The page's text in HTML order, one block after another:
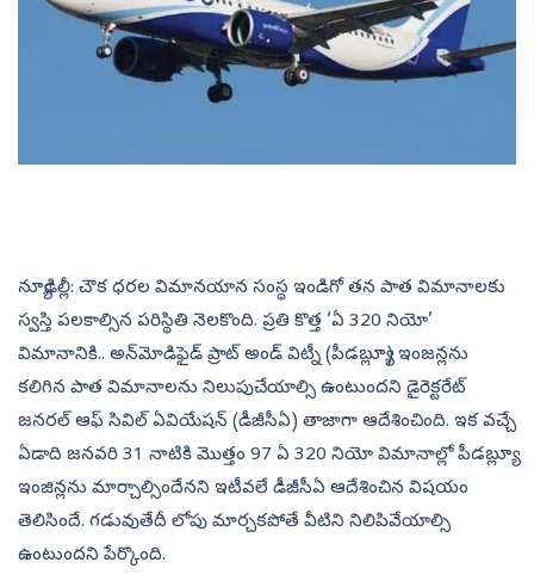
న్యూఢిల్లీ: చౌక ధరల విమానయాన సంస్థ ఇండిగో తన పాత విమానాలకు
స్వస్తి పలకాల్సిన పరిస్థితి నెలకొంది. ప్రతి కొత్త ‘ఏ 320 నియో’
విమానానికి.. అన్‌మోడిఫైడ్‌ ప్రాట్‌ అండ్‌ విట్నీ (పీడబ్ల్యూ) ఇంజన్లను
కలిగిన పాత విమానాలను నిలుపుచేయాల్సి ఉంటుందని డైరెక్టరేట్‌
జనరల్‌ ఆఫ్‌ సివిల్‌ ఏవియేషన్‌ (డీజీసీఏ) తాజాగా ఆదేశించింది. ఇక వచ్చే
ఏడాది జనవరి 31 నాటికి మొత్తం 97 ఏ 320 నియో విమానాల్లో పీడబ్ల్యూ
ఇంజిన్లను మార్చాల్సిందేనని ఇటీవలే డీజీసీఏ ఆదేశించిన విషయం
తెలిసిందే. గడువుతేదీ లోపు మార్చకపోతే వీటిని నిలిపివేయాల్సి
ఉంటుందని పేర్కొంది.